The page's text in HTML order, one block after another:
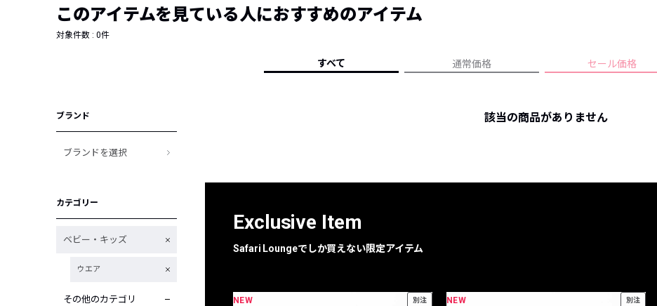
新着アイテム
編集部のおすすめアイテム
コーディネート
ーデ紹介
人気記事ランキング
フォーカスブランド
プライバシーポリシー
このアイテムを見ている人におすすめのアイテム
対象件数 : 0件
すべて 通常価格 セール価格
ブランド
ブランドを選択
カテゴリー
ベビー・キッズ
ウエア
その他のカテゴリ
該当の商品がありません
Exclusive Item
Safari Loungeでしか買えない限定アイテム
NEW 別注 NEW 別注